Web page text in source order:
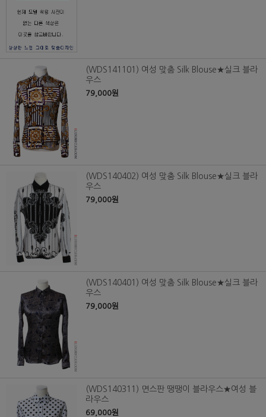
(WDS141101) 여성 맞춤 Silk Blouse★실크 블라
우스
79,000원
(WDS140402) 여성 맞춤 Silk Blouse★실크 블라
우스
79,000원
(WDS140401) 여성 맞춤 Silk Blouse★실크 블라
우스
79,000원
(WDS140311) 면스판 땡땡이 블라우스★여성 블
라우스
69,000원